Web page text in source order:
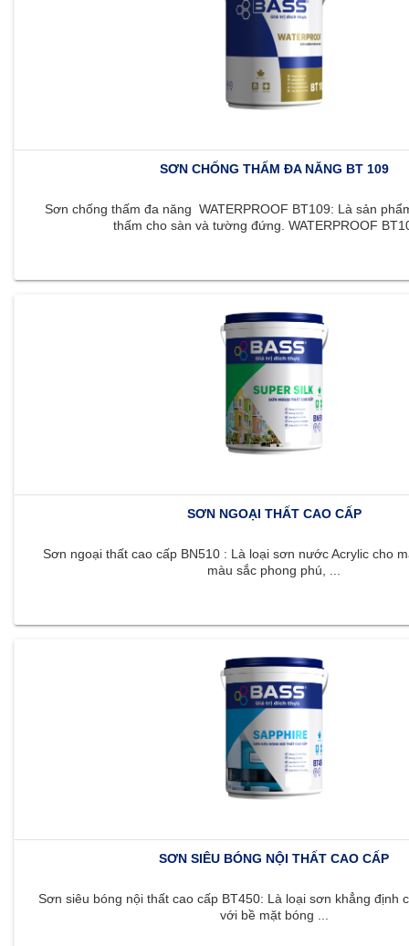
SƠN CHỐNG THẤM ĐA NĂNG BT 109
Sơn chống thấm đa năng WATERPROOF BT109: Là sản
thấm cho sàn và tường đứng. WATERPROOF
SƠN NGOẠI THẤT CAO CẤP
Sơn ngoại thất cao cấp BN510 : Là loại sơn nước Acrylic cho
màu sắc phong phú, ...
SƠN SIÊU BÓNG NỘI THẤT CAO CẤP
Sơn siêu bóng nội thất cao cấp BT450: Là loại sơn khẳng định
với bề mặt bóng ...